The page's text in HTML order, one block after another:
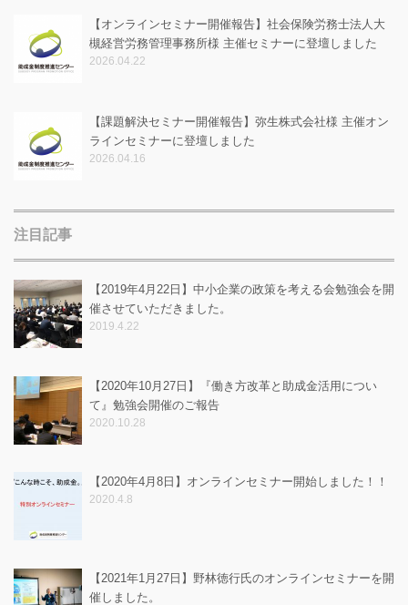
【オンラインセミナー開催報告】社会保険労務士法人大
槻経営労務管理事務所様 主催セミナーに登壇しました
2026.04.22
【課題解決セミナー開催報告】弥生株式会社様 主催オン
ラインセミナーに登壇しました
2026.04.16
注目記事
【2019年4月22日】中小企業の政策を考える会勉強会を開
催させていただきました。
2019.4.22
【2020年10月27日】『働き方改革と助成金活用につい
て』勉強会開催のご報告
2020.10.28
【2020年4月8日】オンラインセミナー開始しました！！
2020.4.8
【2021年1月27日】野林徳行氏のオンラインセミナーを開
催しました。